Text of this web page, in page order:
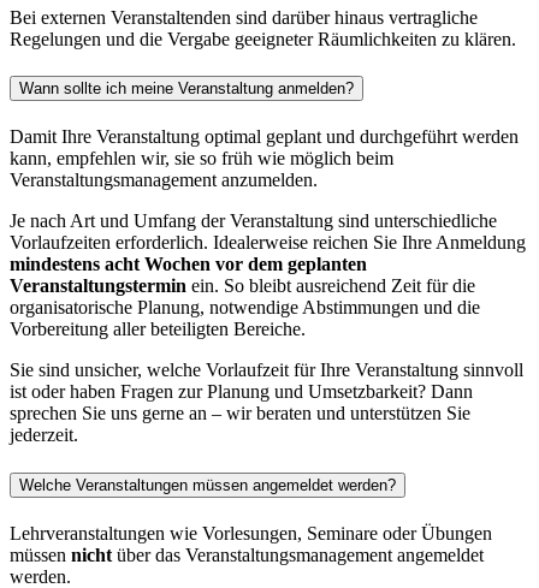
Bei externen Veranstaltenden sind darüber hinaus vertragliche
Regelungen und die Vergabe geeigneter Räumlichkeiten zu klären.
Wann sollte ich meine Veranstaltung anmelden?
Damit Ihre Veranstaltung optimal geplant und durchgeführt werden
kann, empfehlen wir, sie so früh wie möglich beim
Veranstaltungsmanagement anzumelden.
Je nach Art und Umfang der Veranstaltung sind unterschiedliche
Vorlaufzeiten erforderlich. Idealerweise reichen Sie Ihre Anmeldung
mindestens acht Wochen vor dem geplanten
Veranstaltungstermin ein. So bleibt ausreichend Zeit für die
organisatorische Planung, notwendige Abstimmungen und die
Vorbereitung aller beteiligten Bereiche.
Sie sind unsicher, welche Vorlaufzeit für Ihre Veranstaltung sinnvoll
ist oder haben Fragen zur Planung und Umsetzbarkeit? Dann
sprechen Sie uns gerne an – wir beraten und unterstützen Sie
jederzeit.
Welche Veranstaltungen müssen angemeldet werden?
Lehrveranstaltungen wie Vorlesungen, Seminare oder Übungen
müssen nicht über das Veranstaltungsmanagement angemeldet
werden.